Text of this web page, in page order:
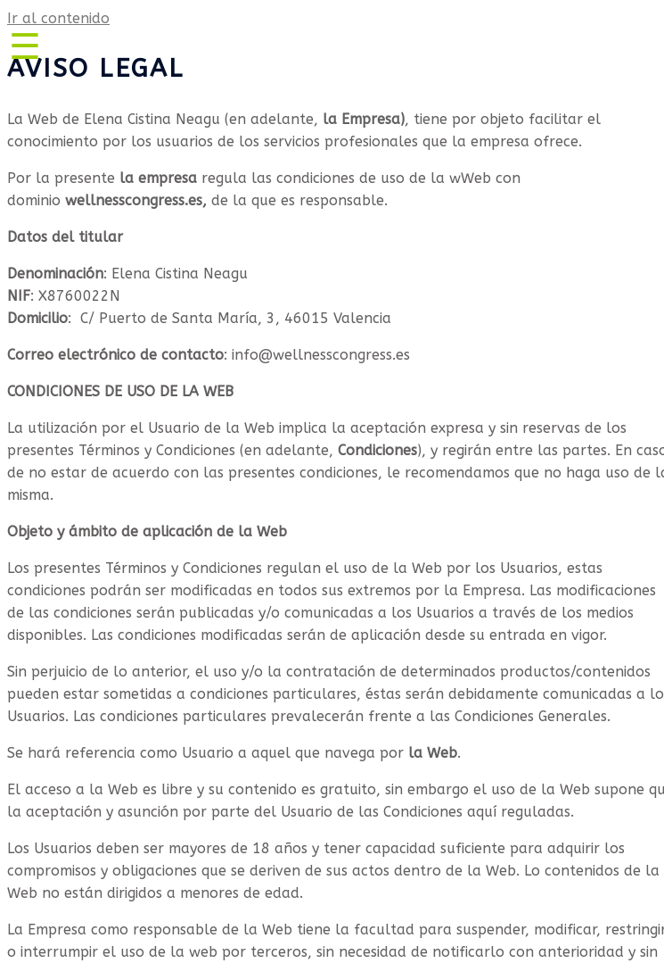
☰
wellnesscongress.es
/
Expositores
+
Welcome
Pack
Entrada
Patrocinio
&
+
34
667
00
53
Ir al contenido
AVISO LEGAL
La Web de Elena Cistina Neagu (en adelante, la Empresa), tiene por objeto facilitar el
conocimiento por los usuarios de los servicios profesionales que la empresa ofrece.
Por la presente la empresa regula las condiciones de uso de la wWeb con
dominio wellnesscongress.es, de la que es responsable.
Datos del titular
Denominación: Elena Cistina Neagu
NIF: X8760022N
Domicilio: C/ Puerto de Santa María, 3, 46015 Valencia
Correo electrónico de contacto: info@wellnesscongress.es
CONDICIONES DE USO DE LA WEB
La utilización por el Usuario de la Web implica la aceptación expresa y sin reservas de los
presentes Términos y Condiciones (en adelante, Condiciones), y regirán entre las partes. En
de no estar de acuerdo con las presentes condiciones, le recomendamos que no haga uso de
misma.
Objeto y ámbito de aplicación de la Web
Los presentes Términos y Condiciones regulan el uso de la Web por los Usuarios, estas
condiciones podrán ser modificadas en todos sus extremos por la Empresa. Las modificaciones
de las condiciones serán publicadas y/o comunicadas a los Usuarios a través de los medios
disponibles. Las condiciones modificadas serán de aplicación desde su entrada en vigor.
Sin perjuicio de lo anterior, el uso y/o la contratación de determinados productos/contenidos
pueden estar sometidas a condiciones particulares, éstas serán debidamente comunicadas a
Usuarios. Las condiciones particulares prevalecerán frente a las Condiciones Generales.
Se hará referencia como Usuario a aquel que navega por la Web.
El acceso a la Web es libre y su contenido es gratuito, sin embargo el uso de la Web supone
la aceptación y asunción por parte del Usuario de las Condiciones aquí reguladas.
Los Usuarios deben ser mayores de 18 años y tener capacidad suficiente para adquirir los
compromisos y obligaciones que se deriven de sus actos dentro de la Web. Lo contenidos de la
Web no están dirigidos a menores de edad.
La Empresa como responsable de la Web tiene la facultad para suspender, modificar,
o interrumpir el uso de la web por terceros, sin necesidad de notificarlo con anterioridad y sin